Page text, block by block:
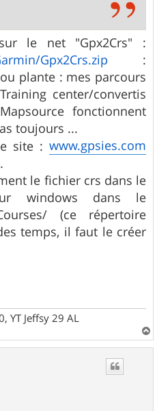
le net "Gpx2Crs" :
Gpx2Crs.zip :
plante : mes parcours
center/convertis
fonctionnent
toujours ...
site : www.gpsies.com
le fichier crs dans le
windows dans le
(ce répertoire
temps, il faut le créer
YT Jeffsy 29 AL
a